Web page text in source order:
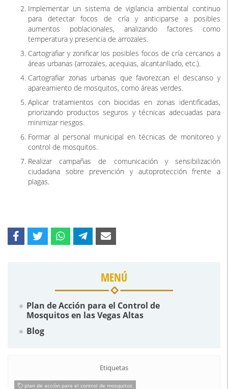
Implementar un sistema de vigilancia ambiental continuo
para detectar focos de cría y anticiparse a posibles
aumentos poblacionales, analizando factores como
temperatura y presencia de arrozales.
Cartografiar y zonificar los posibles focos de cría cercanos a
áreas urbanas (arrozales, acequias, alcantarillado, etc.).
Cartografiar zonas urbanas que favorezcan el descanso y
apareamiento de mosquitos, como áreas verdes.
Aplicar tratamientos con biocidas en zonas identificadas,
priorizando productos seguros y técnicas adecuadas para
minimizar riesgos.
Formar al personal municipal en técnicas de monitoreo y
control de mosquitos.
Realizar campañas de comunicación y sensibilización
ciudadana sobre prevención y autoprotección frente a
plagas.
MENÚ
Plan de Acción para el Control de
Mosquitos en las Vegas Altas
Blog
Etiquetas
plan de acción para el control de mosquitos